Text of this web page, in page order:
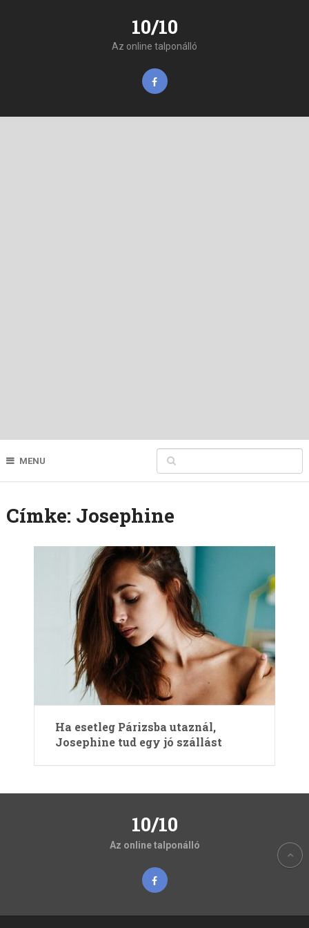
10/10
Az online talponálló
MENU
Címke: Josephine
Ha esetleg Párizsba utaznál,
Josephine tud egy jó szállást
10/10
Az online talponálló